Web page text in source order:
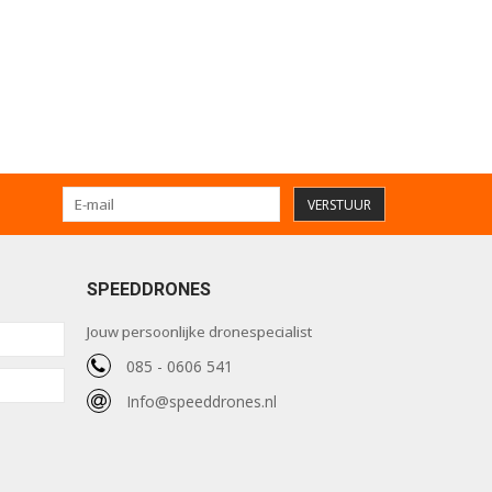
VERSTUUR
SPEEDDRONES
Jouw persoonlijke dronespecialist
085 - 0606 541
Info@speeddrones.nl